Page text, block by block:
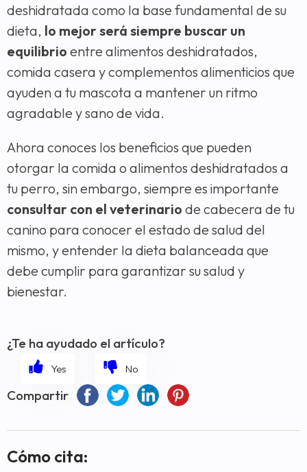
deshidratada como la base fundamental de su
dieta, lo mejor será siempre buscar un
equilibrio entre alimentos deshidratados,
comida casera y complementos alimenticios que
ayuden a tu mascota a mantener un ritmo
agradable y sano de vida.
Ahora conoces los beneficios que pueden
otorgar la comida o alimentos deshidratados a
tu perro, sin embargo, siempre es importante
consultar con el veterinario de cabecera de tu
canino para conocer el estado de salud del
mismo, y entender la dieta balanceada que
debe cumplir para garantizar su salud y
bienestar.
¿Te ha ayudado el artículo?
Compartir
Cómo cita: